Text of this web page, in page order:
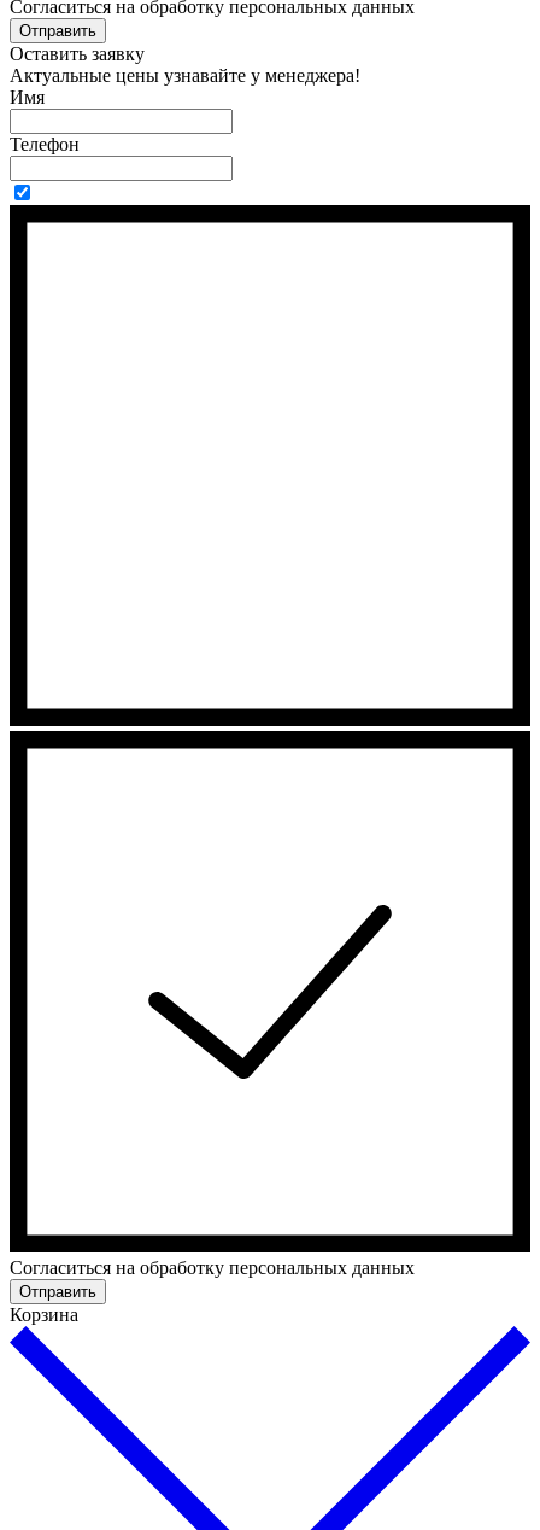
Cогласиться на обработку персональных данных
Отправить
Оставить заявку
Актуальные цены узнавайте у менеджера!
Имя
Телефон
Cогласиться на обработку персональных данных
Отправить
Корзина